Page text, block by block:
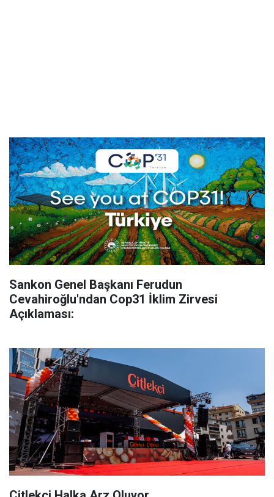
Sankon Genel Başkanı Ferudun
Cevahiroğlu'ndan Cop31 İklim Zirvesi
Açıklaması: